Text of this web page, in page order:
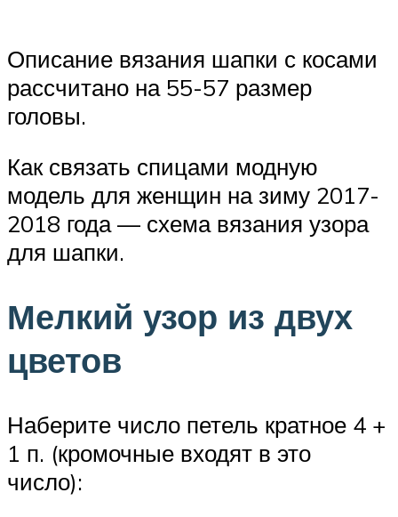
Описание вязания шапки с косами
рассчитано на 55-57 размер
головы.
Как связать спицами модную
модель для женщин на зиму 2017-
2018 года — схема вязания узора
для шапки.
Мелкий узор из двух
цветов
Наберите число петель кратное 4 +
1 п. (кромочные входят в это
число):